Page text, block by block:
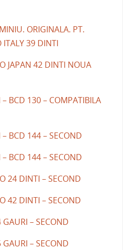
ORIGINALA. PT.
ITALY 39 DINTI
JAPAN 42 DINTI NOUA
BCD 130 – COMPATIBILA
BCD 144 – SECOND
BCD 144 – SECOND
24 DINTI – SECOND
42 DINTI – SECOND
– SECOND
– SECOND